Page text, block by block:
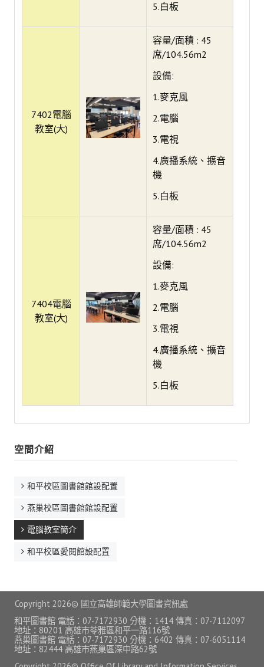
智慧教學
錄影式非同步教學
教師-智慧考試一把罩
智慧i教室
空間介紹
空間租借
簡報分享
統計資料
數據公開
COVID-19防疫
防疫應變措施
防疫電子報
5.白板
7402電腦
教室(大)
容量/面積 : 45
席/104.56m2
設備:
1.麥克風
2.電腦
3.電視
4.廣播系統、擴音
機
5.白板
7404電腦
教室(大)
容量/面積 : 45
席/104.56m2
設備:
1.麥克風
2.電腦
3.電視
4.廣播系統、擴音
機
5.白板
空間介紹
和平校區圖書館館設配置
燕巢校區圖書館館設配置
電腦教室簡介
和平校區愛閱館設配置
Copyright 2026© 國立高雄師範大學圖書資訊處
和平圖書館 電話：07-7172930 分機：1414 傳真：07-7112097
地址：80201 高雄市苓雅區和平一路116號
燕巢圖書館 電話：07-7172930 分機：6402 傳真：07-6051114
地址：82444 高雄市燕巢區深中路62號